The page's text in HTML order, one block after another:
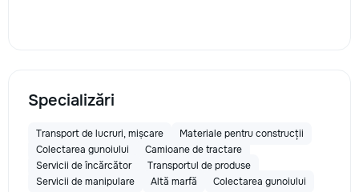
Specializări
Transport de lucruri, mișcare
Materiale pentru construcții
Colectarea gunoiului
Camioane de tractare
Servicii de încărcător
Transportul de produse
Servicii de manipulare
Altă marfă Colectarea gunoiului